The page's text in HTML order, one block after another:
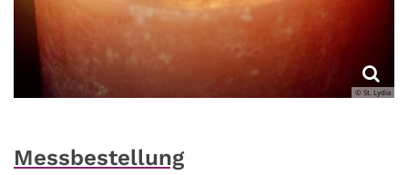
© St. Lydia
Messbestellung